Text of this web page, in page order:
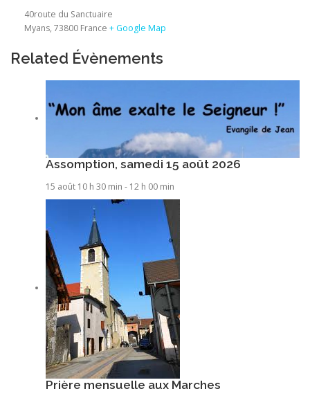
40route du Sanctuaire
Myans, 73800 France + Google Map
Related Évènements
Assomption, samedi 15 août 2026
15 août 10 h 30 min - 12 h 00 min
Prière mensuelle aux Marches